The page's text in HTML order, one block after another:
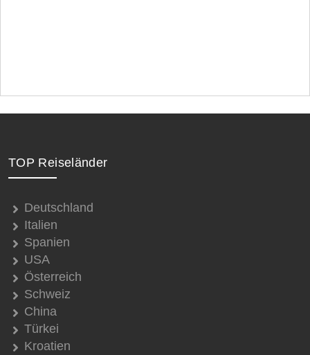
TOP Reiseländer
Deutschland
Italien
Spanien
USA
Österreich
Schweiz
China
Türkei
Kroatien